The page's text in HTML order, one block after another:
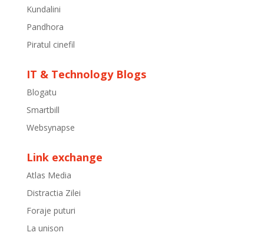
Kundalini
Pandhora
Piratul cinefil
IT & Technology Blogs
Blogatu
Smartbill
Websynapse
Link exchange
Atlas Media
Distractia Zilei
Foraje puturi
La unison